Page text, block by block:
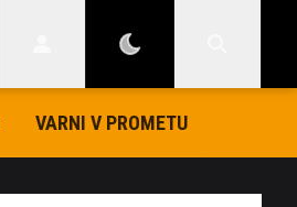
VARNI V PROMETU